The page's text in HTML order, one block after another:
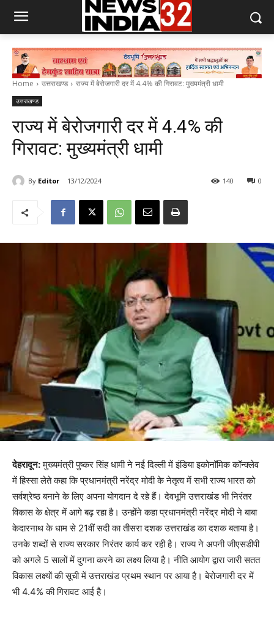
Home उत्तराखण्ड राज्य में बेरोजगारी दर में 4.4% की गिरावट: मुख्यमंत्री धामी
उत्तराखण्ड
राज्य में बेरोजगारी दर में 4.4% की
गिरावट: मुख्यमंत्री धामी
By Editor 13/12/2024 0
140
देहरादून:मुख्यमंत्री पुष्कर सिंह धामी ने नई दिल्ली में इंडिया इकोनॉमिक कॉन्क्लेव
में हिस्सा लेते कहा कि प्रधानमंत्री नरेंद्र मोदी के नेतृत्व में सभी राज्य भारत को
सर्वश्रेष्ठ बनाने के लिए अपना योगदान दे रहे हैं। देवभूमि उत्तराखंड भी निरंतर
विकास के क्षेत्र में आगे बढ़ रहा है। उन्होंने कहा प्रधानमंत्री नरेंद्र मोदी ने बाबा
केदारनाथ के धाम से 21वीं सदी का तीसरा दशक उत्तराखंड का दशक बताया है।
उनके शब्दों से राज्य सरकार निरंतर कार्य कर रही है। राज्य ने अपनी जीएसडीपी
को अगले 5 सालों में दुगना करने का लक्ष्य लिया है। नीति आयोग द्वारा जारी सतत
विकास लक्ष्यों की सूची में उत्तराखंड प्रथम स्थान पर आया है। बेरोजगारी दर में
भी 4.4% की गिरावट आई है।